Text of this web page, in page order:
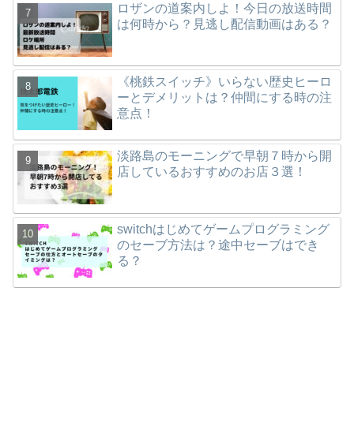
ロザンの道案内しよ！今日の放送時間
は何時から？見逃し配信動画はある？
《桃鉄スイッチ》いらない歴史ヒーロ
ーとデメリットは？仲間にする時の注
意点！
淡路島のモーニングで早朝７時から開
店しているおすすめのお店３選！
switchはじめてゲームプログラミング
のセーブ方法は？途中セーブはでき
る？